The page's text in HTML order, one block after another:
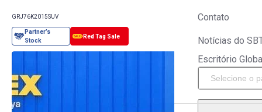
Contato
Notícias do
Escritório
GRJ76K2015SUV